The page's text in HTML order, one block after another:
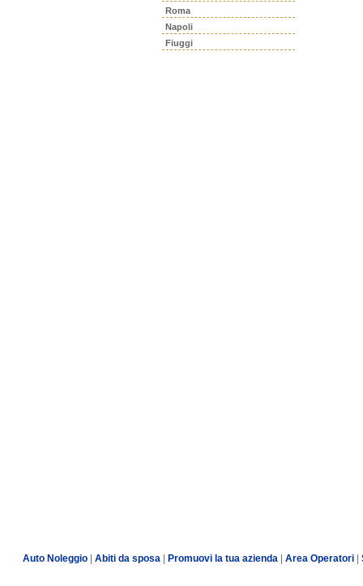
Roma
Napoli
Fiuggi
Auto Noleggio Abiti da sposa Promuovi la tua azienda Area Operatori